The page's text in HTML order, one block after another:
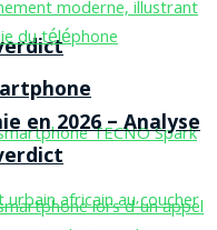
en 2026 – Analyse